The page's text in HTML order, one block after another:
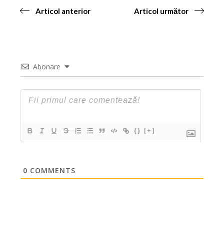
Articol anterior Articol următor
Abonare
{} [+]
0 COMMENTS